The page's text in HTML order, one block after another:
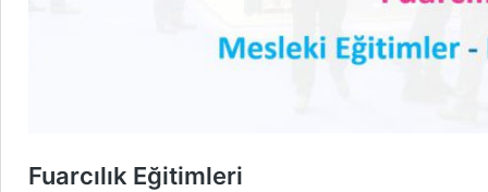
Fuarcılık Eğitimleri